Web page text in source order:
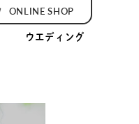
ウエディング
ONLINE SHOP